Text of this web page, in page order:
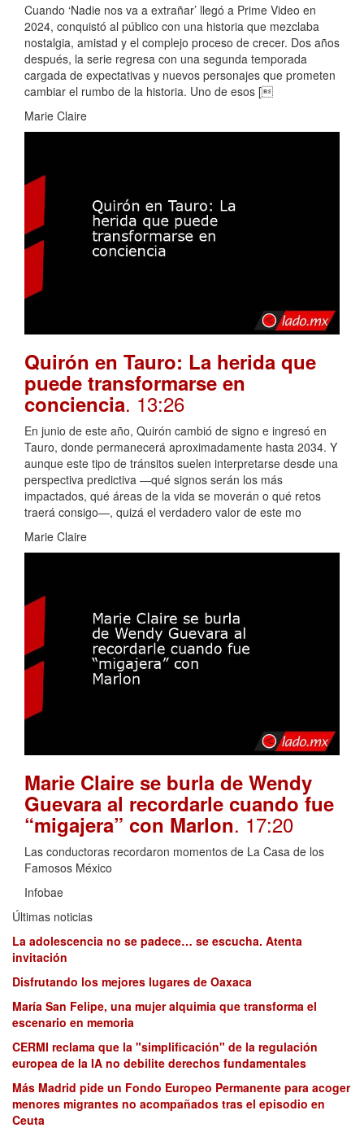
Cuando ‘Nadie nos va a extrañar’ llegó a Prime Video en
2024, conquistó al público con una historia que mezclaba
nostalgia, amistad y el complejo proceso de crecer. Dos años
después, la serie regresa con una segunda temporada
cargada de expectativas y nuevos personajes que prometen
cambiar el rumbo de la historia. Uno de esos [
Marie Claire
Quirón en Tauro: La herida que
puede transformarse en
conciencia. 13:26
En junio de este año, Quirón cambió de signo e ingresó en
Tauro, donde permanecerá aproximadamente hasta 2034. Y
aunque este tipo de tránsitos suelen interpretarse desde una
perspectiva predictiva —qué signos serán los más
impactados, qué áreas de la vida se moverán o qué retos
traerá consigo—, quizá el verdadero valor de este mo
Marie Claire
Marie Claire se burla de Wendy
Guevara al recordarle cuando fue
“migajera” con Marlon. 17:20
Las conductoras recordaron momentos de La Casa de los
Famosos México
Infobae
Últimas noticias
La adolescencia no se padece… se escucha. Atenta
invitación
Disfrutando los mejores lugares de Oaxaca
María San Felipe, una mujer alquimia que transforma el
escenario en memoria
CERMI reclama que la "simplificación" de la regulación
europea de la IA no debilite derechos fundamentales
Más Madrid pide un Fondo Europeo Permanente para acoger
menores migrantes no acompañados tras el episodio en
Ceuta